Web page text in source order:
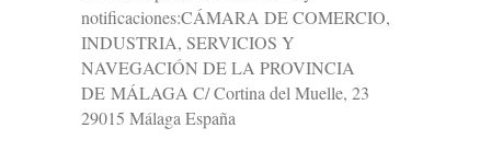
notificaciones:CÁMARA DE COMERCIO,
INDUSTRIA, SERVICIOS Y
NAVEGACIÓN DE LA PROVINCIA
DE MÁLAGA C/ Cortina del Muelle, 23
29015 Málaga España